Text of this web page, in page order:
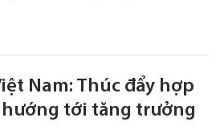
Nam: Thúc đẩy hợp
tới tăng trưởng